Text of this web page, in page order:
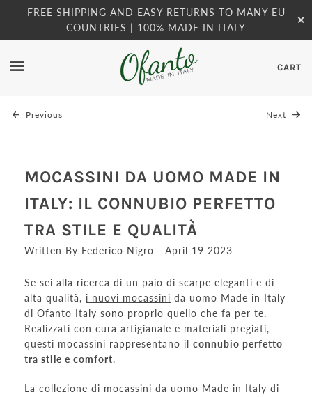
FREE SHIPPING AND EASY RETURNS TO MANY EU
COUNTRIES | 100% MADE IN ITALY
✕
CART
Previous Next
MOCASSINI DA UOMO MADE IN
ITALY: IL CONNUBIO PERFETTO
TRA STILE E QUALITÀ
Written By Federico Nigro - April 19 2023
Se sei alla ricerca di un paio di scarpe eleganti e di
alta qualità, i nuovi mocassini da uomo Made in Italy
di Ofanto Italy sono proprio quello che fa per te.
Realizzati con cura artigianale e materiali pregiati,
questi mocassini rappresentano il connubio perfetto
tra stile e comfort.
La collezione di mocassini da uomo Made in Italy di